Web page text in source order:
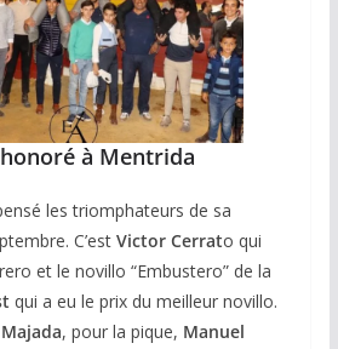
à Mentrida
les triomphateurs de sa
C’est Victor Cerrato qui
et le novillo “Embustero” de la
qui a eu le prix du meilleur novillo.
, pour la pique, Manuel